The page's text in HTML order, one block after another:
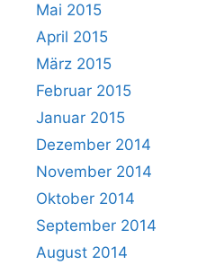
Mai 2015
April 2015
März 2015
Februar 2015
Januar 2015
Dezember 2014
November 2014
Oktober 2014
September 2014
August 2014